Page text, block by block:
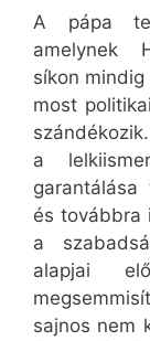
A pápa
amelynek
síkon
most
a
és továbbra
a
alapjai
sajnos nem